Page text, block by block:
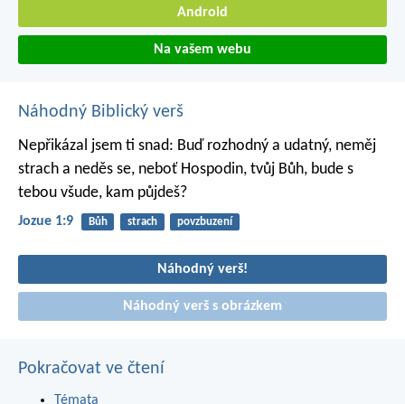
Android
Na vašem webu
Náhodný Biblický verš
Nepřikázal jsem ti snad: Buď rozhodný a udatný, neměj
strach a neděs se, neboť Hospodin, tvůj Bůh, bude s
tebou všude, kam půjdeš?
Jozue 1:9 Bůh strach povzbuzení
Náhodný verš!
Náhodný verš s obrázkem
Pokračovat ve čtení
Témata